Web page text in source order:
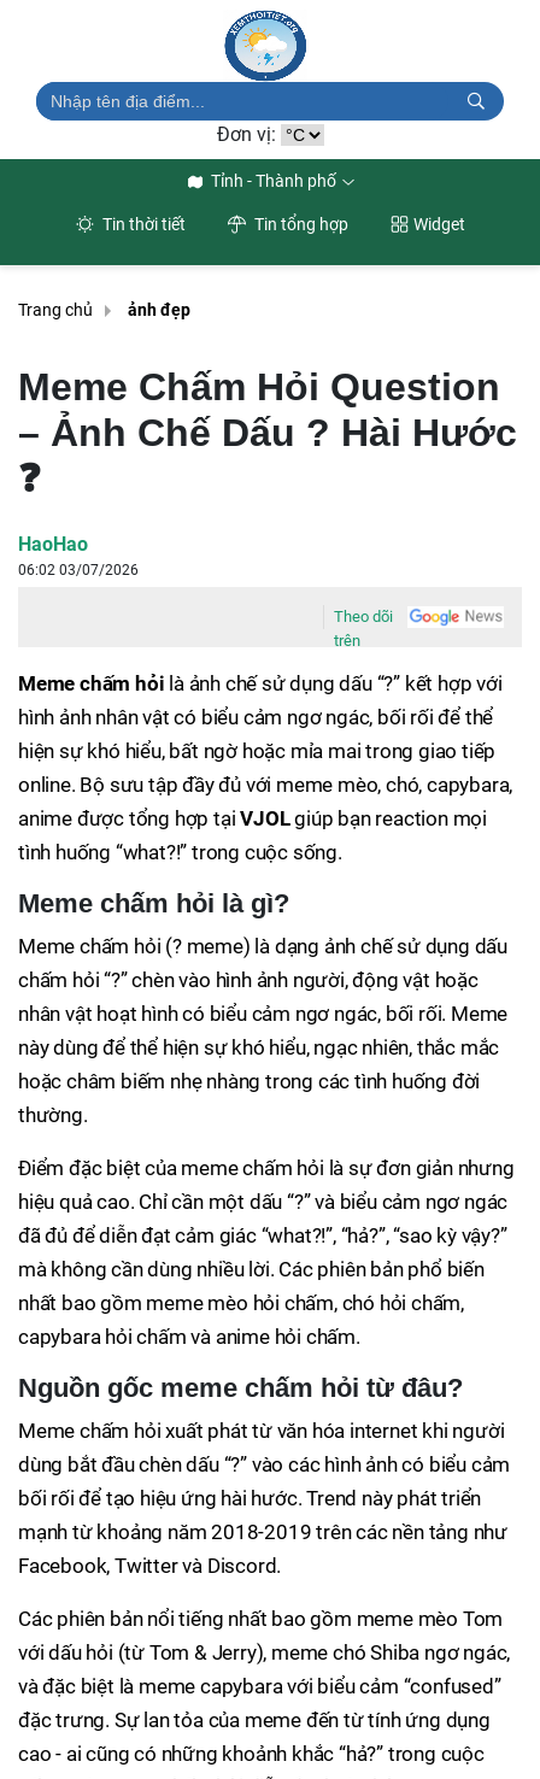
Đơn vị:
Tỉnh - Thành phố
Tin thời tiết Tin tổng hợp Widget
Trang chủ ảnh đẹp
Meme Chấm Hỏi Question
– Ảnh Chế Dấu ? Hài Hước
❓
HaoHao
06:02 03/07/2026
Theo dõi
trên
Meme chấm hỏi là ảnh chế sử dụng dấu “?” kết hợp với
hình ảnh nhân vật có biểu cảm ngơ ngác, bối rối để thể
hiện sự khó hiểu, bất ngờ hoặc mỉa mai trong giao tiếp
online. Bộ sưu tập đầy đủ với meme mèo, chó, capybara,
anime được tổng hợp tạiVJOLgiúp bạn reaction mọi
tình huống “what?!” trong cuộc sống.
Meme chấm hỏi là gì?
Meme chấm hỏi (? meme) là dạng ảnh chế sử dụng dấu
chấm hỏi “?” chèn vào hình ảnh người, động vật hoặc
nhân vật hoạt hình có biểu cảm ngơ ngác, bối rối. Meme
này dùng để thể hiện sự khó hiểu, ngạc nhiên, thắc mắc
hoặc châm biếm nhẹ nhàng trong các tình huống đời
thường.
Điểm đặc biệt của meme chấm hỏi là sự đơn giản nhưng
hiệu quả cao. Chỉ cần một dấu “?” và biểu cảm ngơ ngác
đã đủ để diễn đạt cảm giác “what?!”, “hả?”, “sao kỳ vậy?”
mà không cần dùng nhiều lời. Các phiên bản phổ biến
nhất bao gồm meme mèo hỏi chấm, chó hỏi chấm,
capybara hỏi chấm và anime hỏi chấm.
Nguồn gốc meme chấm hỏi từ đâu?
Meme chấm hỏi xuất phát từ văn hóa internet khi người
dùng bắt đầu chèn dấu “?” vào các hình ảnh có biểu cảm
bối rối để tạo hiệu ứng hài hước. Trend này phát triển
mạnh từ khoảng năm 2018-2019 trên các nền tảng như
Facebook, Twitter và Discord.
Các phiên bản nổi tiếng nhất bao gồm meme mèo Tom
với dấu hỏi (từ Tom & Jerry), meme chó Shiba ngơ ngác,
và đặc biệt là meme capybara với biểu cảm “confused”
đặc trưng. Sự lan tỏa của meme đến từ tính ứng dụng
cao - ai cũng có những khoảnh khắc “hả?” trong cuộc